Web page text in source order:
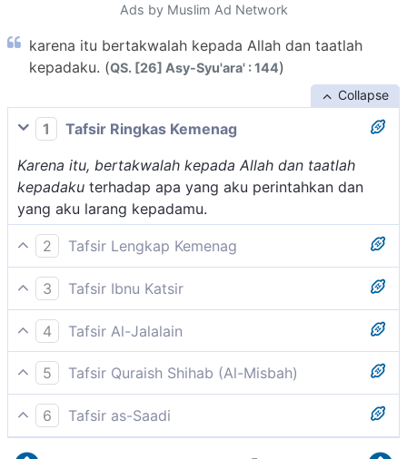
Ads by Muslim Ad Network
karena itu bertakwalah kepada Allah dan taatlah
kepadaku. (QS. [26] Asy-Syu'ara' : 144)
Collapse
1
Tafsir Ringkas Kemenag
Karena itu, bertakwalah kepada Allah dan taatlah
kepadaku terhadap apa yang aku perintahkan dan
yang aku larang kepadamu.
2
Tafsir Lengkap Kemenag
Nabi Saleh menyeru kaum Samud untuk kembali pada
agama tauhid dan bertakwa kepada Allah. Semula
mereka beriman kepada Allah, kemudian menjadi kafir
dan menyembah berhala yang mereka persekutukan
dengan-Nya. Untuk mengembalikan mereka kepada
agama tauhid, Allah mengutus Nabi Saleh kepada
mereka. Nabi Saleh menyeru kaumnya agar bertakwa
kepada Allah, mengerjakan perintah dan
3
Tafsir Ibnu Katsir
Tafsir ayat ini tidak diterangkan secara terpisah pada
kitab aslinya.
4
Tafsir Al-Jalalain
(Maka bertakwalah kalian kepada Allah dan taatlah
kalian kepadaku).
5
Tafsir Quraish Shihab (Al-Misbah)
Maka takutlah kalian akan siksa Allah, dan ikutilah
ajakanku.
6
Tafsir as-Saadi
Please check ayah 26:159 for complete tafsir.